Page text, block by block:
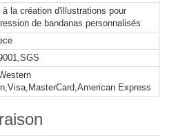
à la création d'illustrations pour
de bandanas personnalisés
Express